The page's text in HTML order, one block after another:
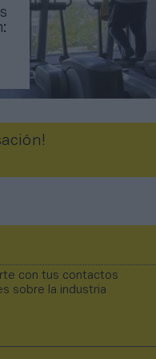
con tus contactos
sobre la industria